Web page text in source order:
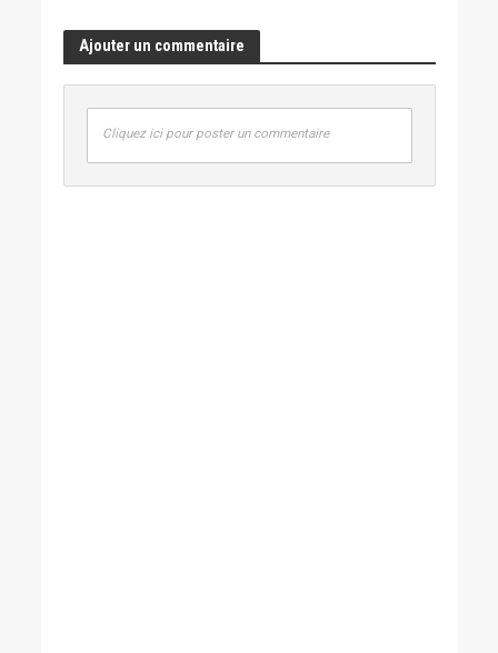
Ajouter un commentaire
Cliquez ici pour poster un commentaire